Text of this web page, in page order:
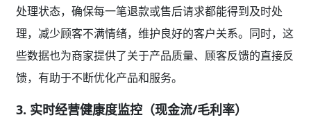
处理状态，确保每一笔退款或售后请求都能得到及时处
理，减少顾客不满情绪，维护良好的客户关系。同时，这
些数据也为商家提供了关于产品质量、顾客反馈的直接反
馈，有助于不断优化产品和服务。
3. 实时经营健康度监控（现金流/毛利率）